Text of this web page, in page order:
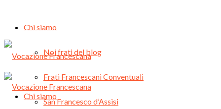
Chi siamo
Noi frati del blog
Frati Francescani Conventuali
San Francesco d’Assisi
Chi siamo